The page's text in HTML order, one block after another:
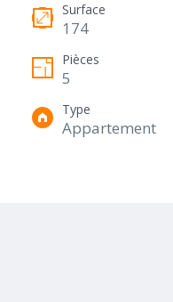
Surface
174
Pièces
5
Type
Appartement